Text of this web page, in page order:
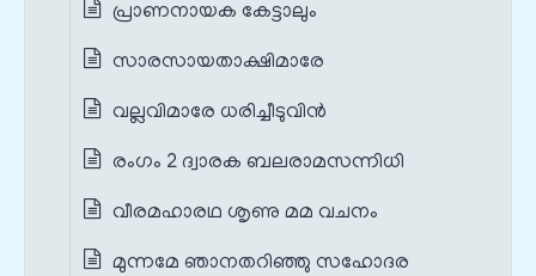
പ്രാണനായക കേട്ടാലും
സാരസായതാക്ഷിമാരേ
വല്ലവിമാരേ ധരിച്ചീടുവിൻ
രംഗം 2 ദ്വാരക ബലരാമസന്നിധി
വീരമഹാരഥ ശൃണു മമ വചനം
മുന്നമേ ഞാനതറിഞ്ഞു സഹോദര